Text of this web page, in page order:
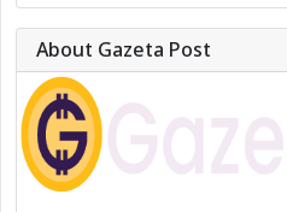
About Gazeta Post